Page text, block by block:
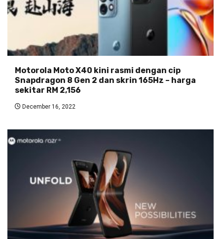
Motorola Moto X40 kini rasmi dengan cip
Snapdragon 8 Gen 2 dan skrin 165Hz – harga
sekitar RM 2,156
December 16, 2022